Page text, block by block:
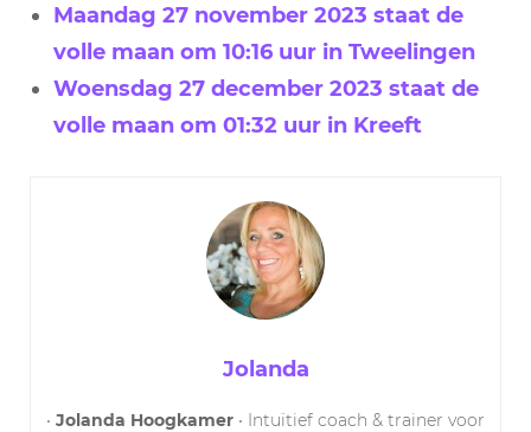
Maandag 27 november 2023 staat de
volle maan om 10:16 uur in Tweelingen
Woensdag 27 december 2023 staat de
volle maan om 01:32 uur in Kreeft
Jolanda
• Jolanda Hoogkamer • Intuïtief coach & trainer voor